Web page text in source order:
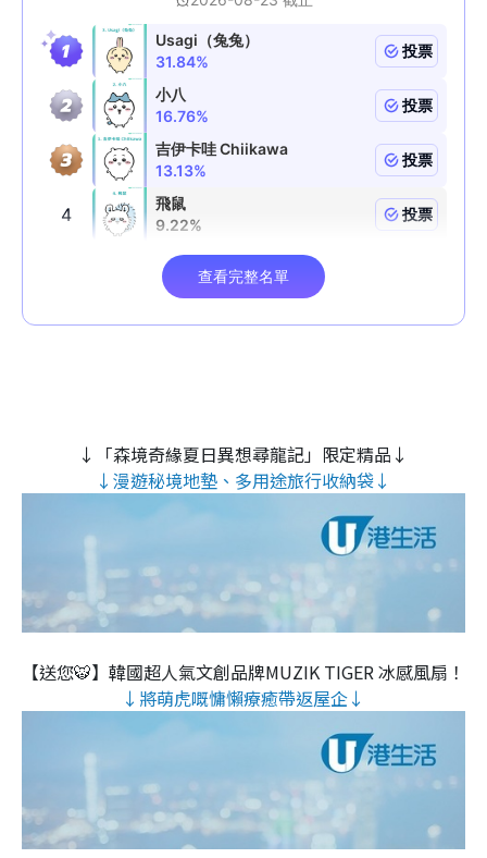
↓「森境奇緣夏日異想尋龍記」限定精品↓
↓漫遊秘境地墊、多用途旅行收納袋↓
【送您🐯】韓國超人氣文創品牌MUZIK TIGER 冰感風扇！
↓將萌虎嘅慵懶療癒帶返屋企↓